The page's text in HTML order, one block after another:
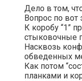
Дело в том,
Вопрос по вот
К коробу “1”
стыковочные
Насквозь
обведенных
Как потом
планками и